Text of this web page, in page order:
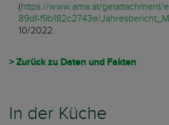
(https://www.ama.at/getattachment/
89df-f9b182c2743e/
10/2022.
> Zurück zu Daten und Fakten
In der Küche